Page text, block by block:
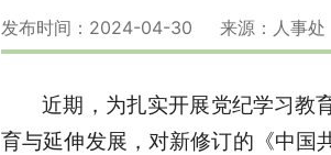
发布时间：2024-04-30 来源：人事
近期，为扎实开展党纪学习教
育与延伸发展，对新修订的《中国